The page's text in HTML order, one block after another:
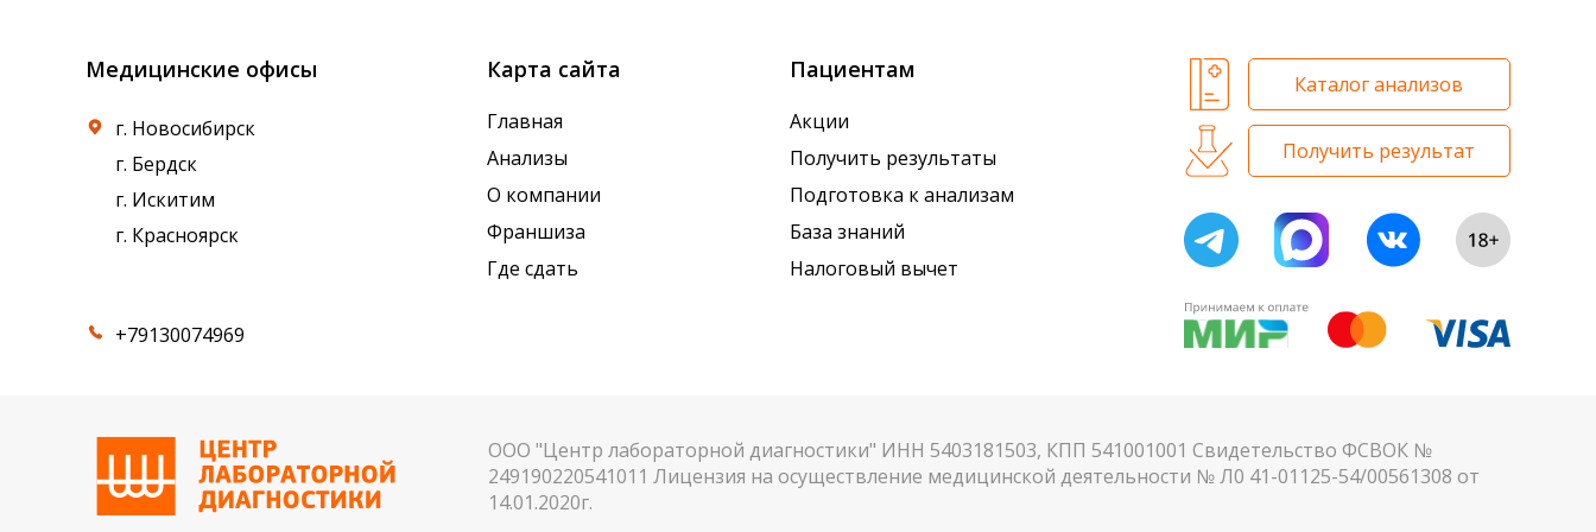
Медицинские офисы
г. Новосибирск
г. Бердск
г. Искитим
г. Красноярск
+79130074969
Карта сайта
Главная
Анализы
О компании
Франшиза
Где сдать
Пациентам
Акции
Получить результаты
Подготовка к анализам
База знаний
Налоговый вычет
Каталог анализов
Получить результат
ООО "Центр лабораторной диагностики" ИНН 5403181503, КПП 541001001 Свидетельство ФСВОК №
249190220541011 Лицензия на осуществление медицинской деятельности № Л0 41-01125-54/00561308 от
14.01.2020г.